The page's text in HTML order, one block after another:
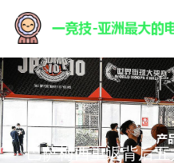
巴萨梅西重返背后